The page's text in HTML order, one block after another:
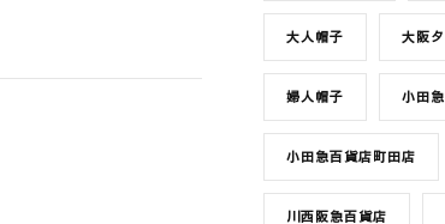
大人帽子 大阪
婦人帽子 小田
小田急百貨店町田店
川西阪急百貨店